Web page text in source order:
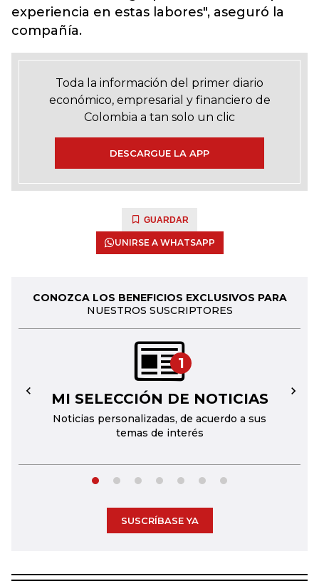
experiencia en estas labores", aseguró la
compañía.
Toda la información del primer diario
económico, empresarial y financiero de
Colombia a tan solo un clic
DESCARGUE LA APP
GUARDAR
UNIRSE A WHATSAPP
CONOZCA LOS BENEFICIOS EXCLUSIVOS PARA
NUESTROS SUSCRIPTORES
1
MI SELECCIÓN DE NOTICIAS
Noticias personalizadas, de acuerdo a sus
temas de interés
← →
SUSCRÍBASE YA